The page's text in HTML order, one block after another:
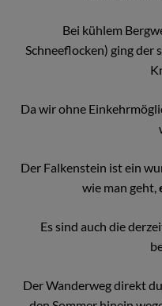
Bei kühlem
Schneeflocken) ging der
Da wir ohne
Der Falkenstein ist ein
wie man geht,
Es sind auch die
Der Wanderweg direkt